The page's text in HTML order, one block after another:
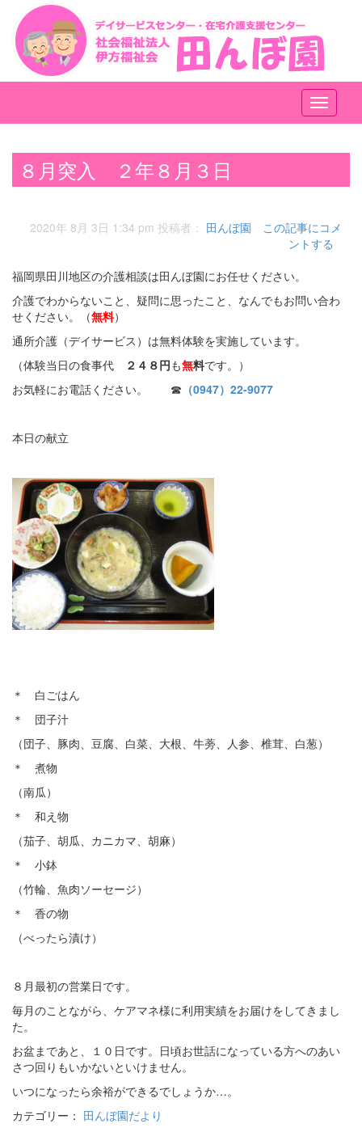
メ
ニ
ー
８月突入 ２年８月３日
2020年 8月 3日 1:34 pm 投稿者： 田んぼ園
この記事にコメ
ントする
福岡県田川地区の介護相談は田んぼ園にお任せください。
介護でわからないこと、疑問に思ったこと、なんでもお問い合わ
せください。（無料）
通所介護（デイサービス）は無料体験を実施しています。
（体験当日の食事代
２４８円も無料です。）
お気軽にお電話ください。 ☎ （0947）22-9077
本日の献立
＊ 白ごはん
＊ 団子汁
（団子、豚肉、豆腐、白菜、大根、牛蒡、人参、椎茸、白葱）
＊ 煮物
（南瓜）
＊ 和え物
（茄子、胡瓜、カニカマ、胡麻）
＊ 小鉢
（竹輪、魚肉ソーセージ）
＊ 香の物
（べったら漬け）
８月最初の営業日です。
毎月のことながら、ケアマネ様に利用実績をお届けをしてきまし
た。
お盆まであと、１０日です。日頃お世話になっている方へのあい
さつ回りもいかないといけません。
いつになったら余裕ができるでしょうか…。
カテゴリー： 田んぼ園だより